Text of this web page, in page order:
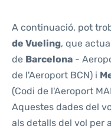
A continuació, pot
de Vueling, que
de Barcelona -
de l'Aeroport BCN) i
(Codi de l'Aeroport
Aquestes dades del
als detalls del vol per